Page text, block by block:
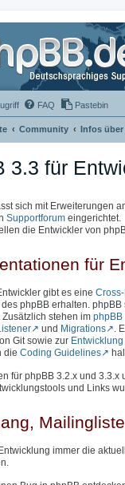
FAQ Pastebin
Community Infos
3.3 für
sich mit Erweiterungen
Supportforum eingerichtet.
die Entwickler von
für
gibt es eine
phpBB erhalten.
stehen im phpBB
und Migrations .
Git sowie zur
die Coding Guidelines
für phpBB 3.2.x und
und Links
immer die